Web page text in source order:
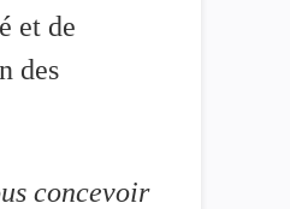
et de
des
concevoir